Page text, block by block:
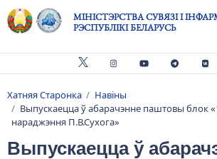
Skip to main content
МІНІСТЭРСТВА СУВЯЗІ І
РЭСПУБЛІКІ БЕЛАРУСЬ
Breadcrumb
Хатняя Старонка
Навіны
Выпускаецца ў абарачэнне паштовы блок
нараджэння П.В.Сухога»
Выпускаецца ў